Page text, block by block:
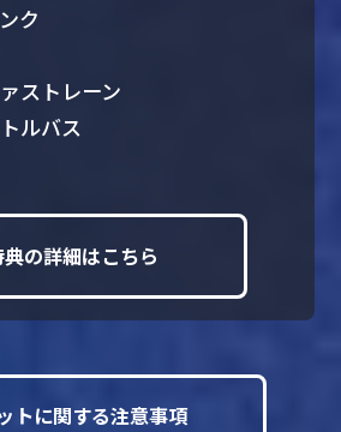
ク
ストレーン
ルバス
の詳細はこちら
トに関する注意事項